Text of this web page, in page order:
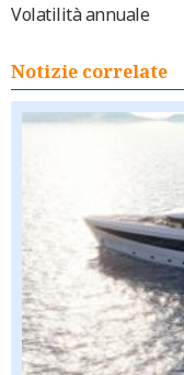
Volatilità annuale
Notizie correlate